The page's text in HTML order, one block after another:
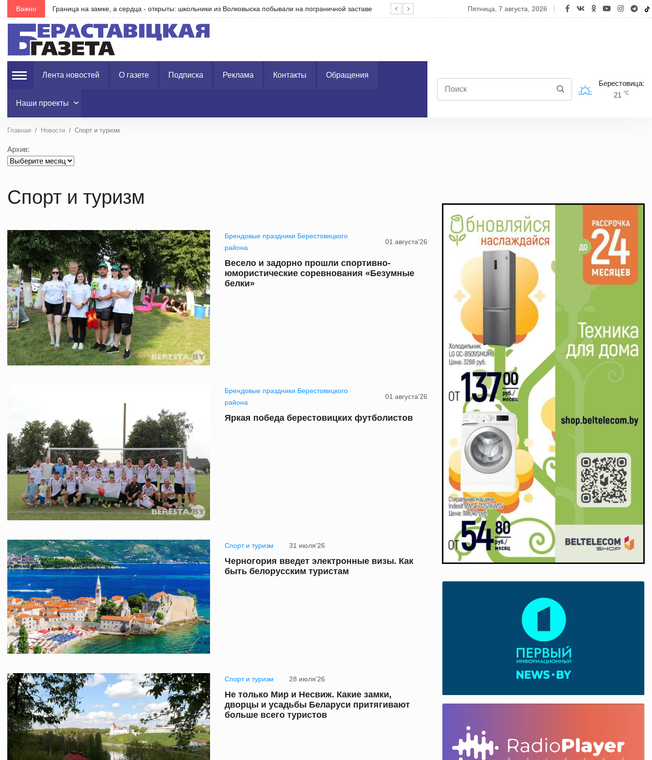
Важно Что изменилось в правилах получения пособия по уходу На полях Берестовицкого района чествовали лидеров уборочной
пятница, 7 августа, 2026
Лента новостей О газете Подписка Реклама Контакты Обращения
Наши проекты
Берестовица:
21 °C
Главная Новости Спорт и туризм
Архив:
Спорт и туризм
Брендовые праздники Берестовицкого
района
01 августа'26
Весело и задорно прошли спортивно-
юмористические соревнования «Безумные
белки»
Брендовые праздники Берестовицкого
района
01 августа'26
Яркая победа берестовицких футболистов
Спорт и туризм 31 июля'26
Черногория введет электронные визы. Как
быть белорусским туристам
Спорт и туризм 28 июля'26
Не только Мир и Несвиж. Какие замки,
дворцы и усадьбы Беларуси притягивают
больше всего туристов